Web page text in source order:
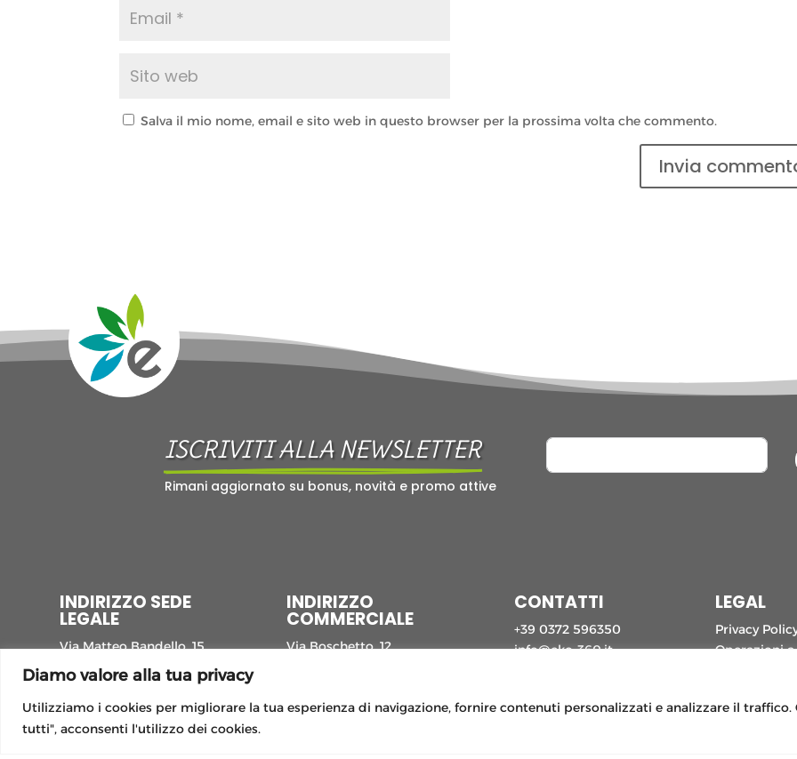
Diamo valore alla tua privacy
Utilizziamo i cookies per migliorare la tua esperienza di navigazione, fornire contenuti personalizzati e analizzare il traffico.
tutti", acconsenti l'utilizzo dei cookies.
Salva il mio nome, email e sito web in questo browser per la prossima volta che commento.
ISCRIVITI ALLA NEWSLETTER
Rimani aggiornato su bonus, novità e promo attive
INDIRIZZO SEDE
LEGALE
Via Matteo Bandello, 15,
20123 Milano MI
INDIRIZZO
COMMERCIALE
Via Boschetto, 12,
CONTATTI
+39 0372 596350
info@eko-360.it
LEGAL
Privacy
Operazioni
Guida